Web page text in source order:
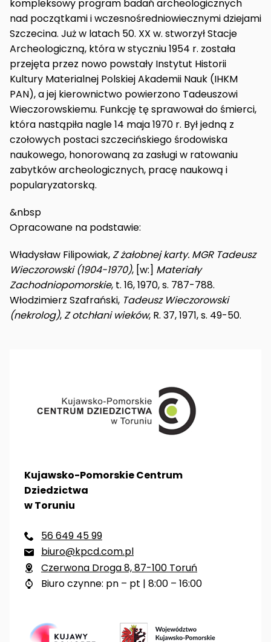
kompleksowy program badań archeologicznych
nad początkami i wczesnośredniowiecznymi dziejami
Szczecina. Już w latach 50. XX w. stworzył Stacje
Archeologiczną, która w styczniu 1954 r. została
przejęta przez nowo powstały Instytut Historii
Kultury Materialnej Polskiej Akademii Nauk (IHKM
PAN), a jej kierownictwo powierzono Tadeuszowi
Wieczorowskiemu. Funkcję tę sprawował do śmierci,
która nastąpiła nagle 14 maja 1970 r. Był jedną z
czołowych postaci szczecińskiego środowiska
naukowego, honorowaną za zasługi w ratowaniu
zabytków archeologicznych, pracę naukową i
popularyzatorską.
&nbsp
Opracowane na podstawie:
Władysław Filipowiak,Z żałobnej karty. MGR Tadeusz
Wieczorowski (1904-1970), [w:] Materiały
Zachodniopomorskie, t. 16, 1970, s. 787-788.
Włodzimierz Szafrański, Tadeusz Wieczorowski
(nekrolog),Z otchłani wieków, R. 37, 1971, s. 49-50.
Kujawsko-Pomorskie Centrum
Dziedzictwa
w Toruniu
 56 649 45 99
 biuro@kpcd.com.pl
 Czerwona Droga 8, 87-100 Toruń
 Biuro czynne: pn – pt | 8:00 – 16:00